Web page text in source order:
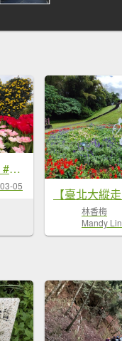
#士林官邸 #鬱金香 #碧山巖 #椿寒櫻 #國父紀念館 #八重櫻 3/5 #三層崎 #嗄嘮別 3/6
05
林香梅
Mandy Lin